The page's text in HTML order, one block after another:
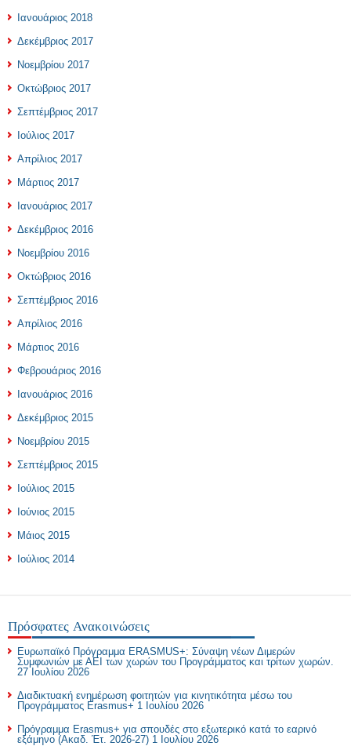
Ιανουάριος 2018
Δεκέμβριος 2017
Νοεμβρίου 2017
Οκτώβριος 2017
Σεπτέμβριος 2017
Ιούλιος 2017
Απρίλιος 2017
Μάρτιος 2017
Ιανουάριος 2017
Δεκέμβριος 2016
Νοεμβρίου 2016
Οκτώβριος 2016
Σεπτέμβριος 2016
Απρίλιος 2016
Μάρτιος 2016
Φεβρουάριος 2016
Ιανουάριος 2016
Δεκέμβριος 2015
Νοεμβρίου 2015
Σεπτέμβριος 2015
Ιούλιος 2015
Ιούνιος 2015
Μάιος 2015
Ιούλιος 2014
Πρόσφατες Ανακοινώσεις
Ευρωπαϊκό Πρόγραμμα ERASMUS+: Σύναψη νέων Διμερών
Συμφωνιών με ΑΕΙ των χωρών του Προγράμματος και τρίτων χωρών.
27 Ιουλίου 2026
Διαδικτυακή ενημέρωση φοιτητών για κινητικότητα μέσω του
Προγράμματος Erasmus+ 1 Ιουλίου 2026
Πρόγραμμα Erasmus+ για σπουδές στο εξωτερικό κατά το εαρινό
εξάμηνο (Ακαδ. Έτ. 2026-27) 1 Ιουλίου 2026